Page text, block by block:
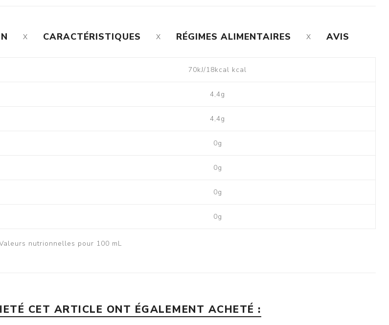
CARACTÉRISTIQUES RÉGIMES ALIMENTAIRES AVIS
70kJ/18kcal kcal
4,4g
4,4g
0g
0g
0g
0g
nutrionnelles pour 100 mL
CET ARTICLE ONT ÉGALEMENT ACHETÉ :